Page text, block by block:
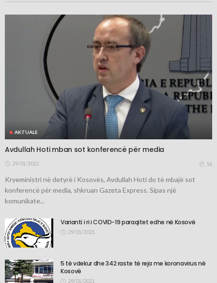
AKTUALE
Avdullah Hoti mban sot konferencë për media
29/01/2021 56
Kryeministri në detyrë i Kosovës, Avdullah Hoti do të mbajë sot
konferencë për media, shkruan Gazeta Express. Sipas një
komunikate...
Varianti i ri i COVID-19 paraqitet edhe në Kosovë
29/01/2021
5 të vdekur dhe 342 raste të reja me koronavirus në
Kosovë
29/01/2021